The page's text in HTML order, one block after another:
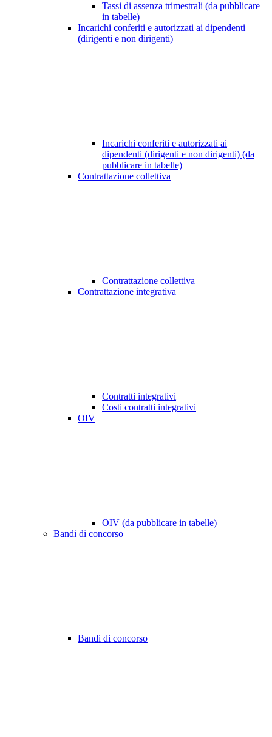
Tassi di assenza trimestrali (da pubblicare
in tabelle)
Incarichi conferiti e autorizzati ai dipendenti
(dirigenti e non dirigenti)
Incarichi conferiti e autorizzati ai
dipendenti (dirigenti e non dirigenti) (da
pubblicare in tabelle)
Contrattazione collettiva
Contrattazione collettiva
Contrattazione integrativa
Contratti integrativi
Costi contratti integrativi
OIV
OIV (da pubblicare in tabelle)
Bandi di concorso
Bandi di concorso